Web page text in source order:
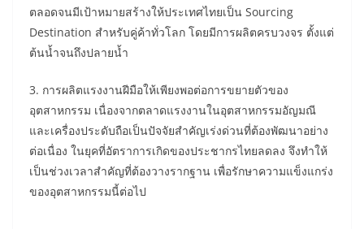
ตลอดจนมีเป้าหมายสร้างให้ประเทศไทยเป็น Sourcing
Destination สำหรับคู่ค้าทั่วโลก โดยมีการผลิตครบวงจร ตั้งแต่
ต้นน้ำจนถึงปลายน้ำ
3. การผลิตแรงงานฝีมือให้เพียงพอต่อการขยายตัวของ
อุตสาหกรรม เนื่องจากตลาดแรงงานในอุตสาหกรรมอัญมณี
และเครื่องประดับถือเป็นปัจจัยสำคัญเร่งด่วนที่ต้องพัฒนาอย่าง
ต่อเนื่อง ในยุคที่อัตราการเกิดของประชากรไทยลดลง จึงทำให้
เป็นช่วงเวลาสำคัญที่ต้องวางรากฐาน เพื่อรักษาความแข็งแกร่ง
ของอุตสาหกรรมนี้ต่อไป